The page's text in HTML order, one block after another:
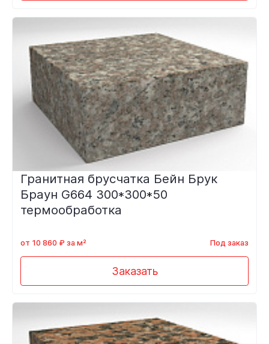
Гранитная брусчатка Бейн Брук
Браун G664 300*300*50
термообработка
от 10 860 ₽ за м² Под заказ
Заказать